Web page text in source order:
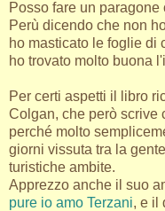
Posso fare un
Perù dicendo che non
ho masticato le foglie di
ho trovato molto buona
Per certi aspetti il libro
Colgan, che però scrive
perché molto
giorni vissuta tra la
turistiche ambite.
Apprezzo anche il suo
pure io amo Terzani, e il